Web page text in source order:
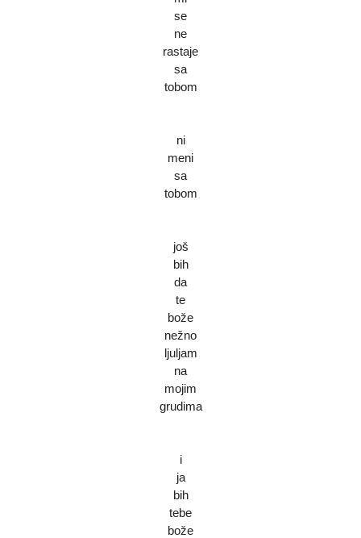
se
ne
rastaje
sa
tobom
ni
meni
sa
tobom
još
bih
da
te
bože
nežno
ljuljam
na
mojim
grudima
i
ja
bih
tebe
bože